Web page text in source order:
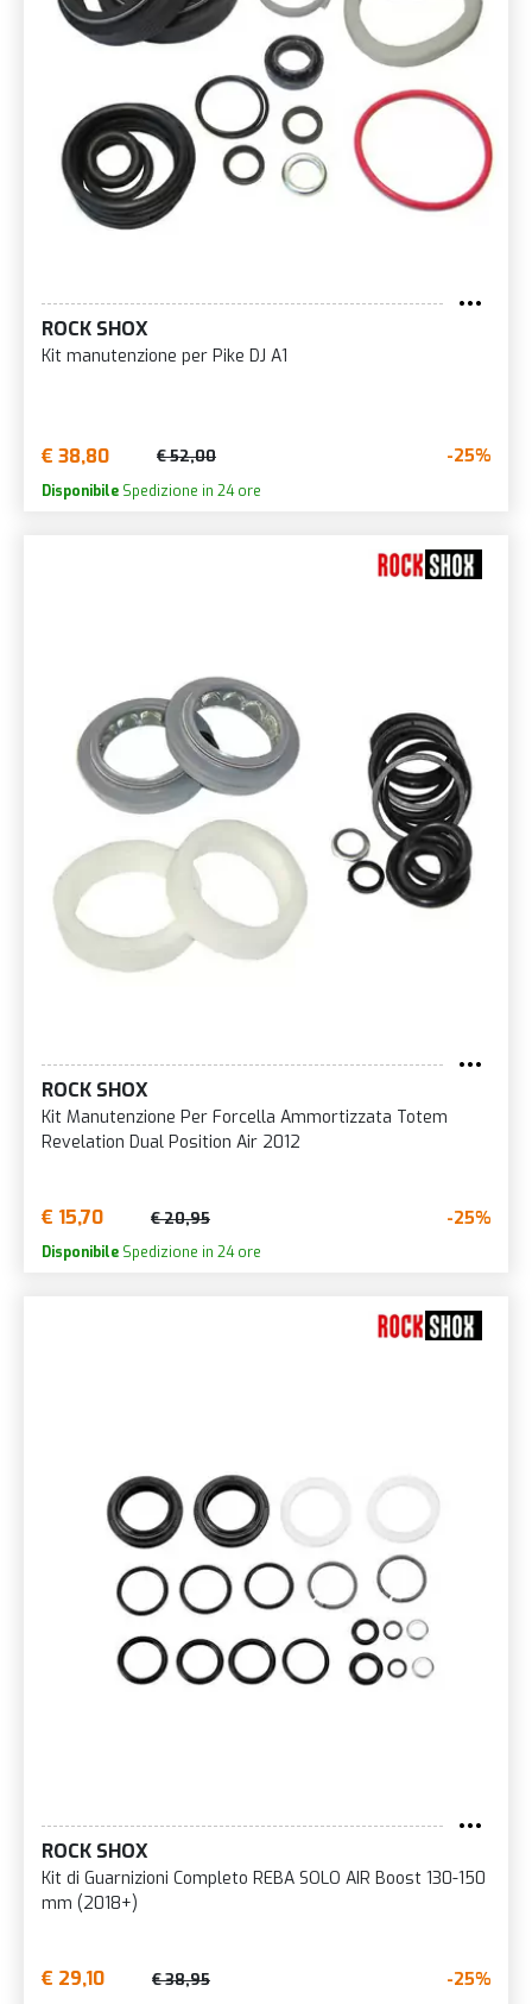
ROCK SHOX
Kit manutenzione per Pike DJ A1
€ 38,80 € 52,00 -25%
Disponibile Spedizione in 24 ore
ROCK SHOX
Kit Manutenzione Per Forcella Ammortizzata Totem
Revelation Dual Position Air 2012
€ 15,70 € 20,95 -25%
Disponibile Spedizione in 24 ore
ROCK SHOX
Kit di Guarnizioni Completo REBA SOLO AIR Boost 130-150
mm (2018+)
€ 29,10 € 38,95 -25%